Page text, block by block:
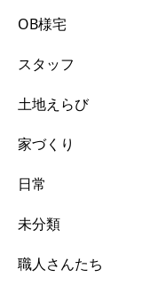
OB様宅
スタッフ
土地えらび
家づくり
日常
未分類
職人さんたち